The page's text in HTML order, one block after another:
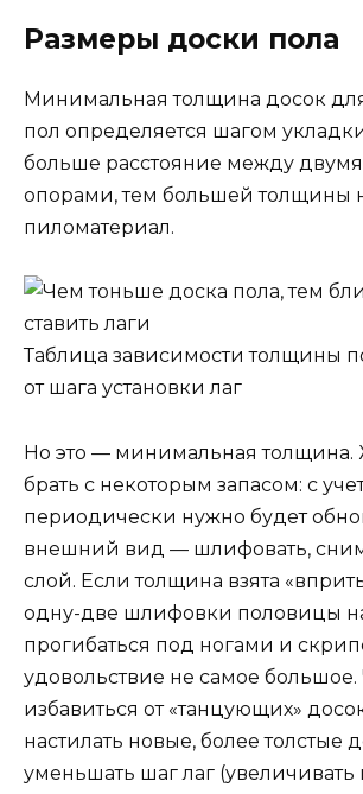
Размеры доски пола
Минимальная толщина досок
пол определяется шагом
больше расстояние между
опорами, тем большей толщины
пиломатериал.
Таблица зависимости толщины
от шага установки лаг
Но это — минимальная толщина.
брать с некоторым запасом: с
периодически нужно будет
внешний вид — шлифовать,
слой. Если толщина взята
одну-две шлифовки половицы
прогибаться под ногами и
удовольствие не самое большое.
избавиться от «танцующих»
настилать новые, более толстые
уменьшать шаг лаг (увеличивать